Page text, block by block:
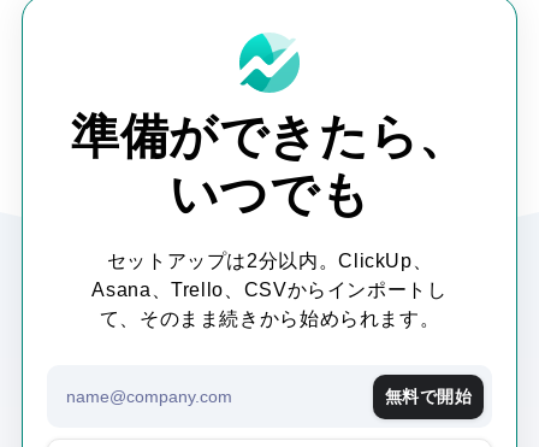
準備ができたら、
いつでも
セットアップは2分以内。ClickUp、
Asana、Trello、CSVからインポートし
て、そのまま続きから始められます。
無料で開始